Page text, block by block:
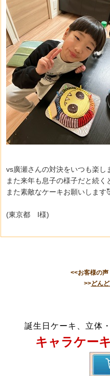
vs廣瀬さんの対決をいつも楽し
また来年も息子の様子だと続く
また素敵なケーキお願いします
(東京都 I様)
<<お客様の
>>どん
誕生日ケーキ、立体
キャラケー